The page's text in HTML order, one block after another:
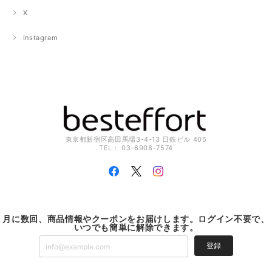
X
Instagram
東京都新宿区高田馬場3-4-13 日鉄ビル 405
TEL： 03-6908-7574
月に数回、商品情報やクーポンをお届けします。ログイン不要で、
いつでも簡単に解除できます。
登録